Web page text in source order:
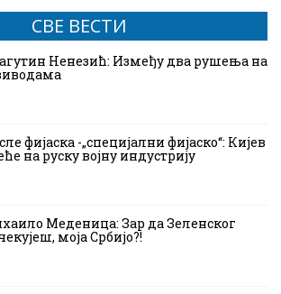
СВЕ ВЕСТИ
Ненезић: Између два рушења на
фијаска -„специјални фијаско“: Кијев
на руску војну индустрију
Меденица: Зар да Зеленског
моја Србијо?!